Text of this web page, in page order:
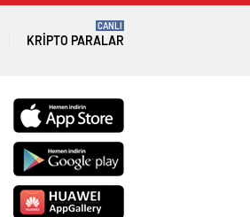
KRIPTO PARALAR
CANLI